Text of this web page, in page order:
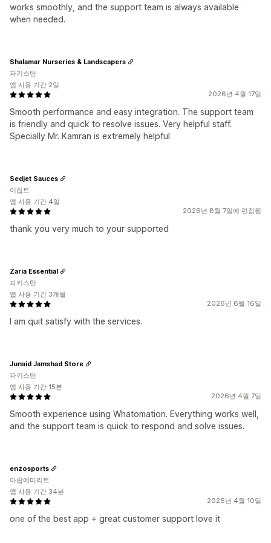
works smoothly, and the support team is always available
when needed.
2026년 4월 17일
Smooth performance and easy integration. The support team
is friendly and quick to resolve issues. Very helpful staff.
Specially Mr. Kamran is extremely helpful
Shalamar Nurseries & Landscapers
파키스탄
앱 사용 기간 2일
2026년 8월 7일에 편집됨
thank you very much to your supported
Sedjet Sauces
이집트
앱 사용 기간 4일
2026년 6월 16일
I am quit satisfy with the services.
Zaria Essential
파키스탄
앱 사용 기간 3개월
2026년 4월 7일
Smooth experience using Whatomation. Everything works well,
and the support team is quick to respond and solve issues.
Junaid Jamshad Store
파키스탄
앱 사용 기간 15분
2026년 4월 10일
one of the best app + great customer support love it
enzosports
아랍에미리트
앱 사용 기간 34분